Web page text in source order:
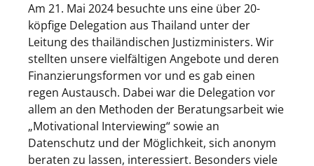
Am 21. Mai 2024 besuchte uns eine über 20-
köpfige Delegation aus Thailand unter der
Leitung des thailändischen Justizministers. Wir
stellten unsere vielfältigen Angebote und deren
Finanzierungsformen vor und es gab einen
regen Austausch. Dabei war die Delegation vor
allem an den Methoden der Beratungsarbeit wie
„Motivational Interviewing“ sowie an
Datenschutz und der Möglichkeit, sich anonym
beraten zu lassen, interessiert. Besonders viele